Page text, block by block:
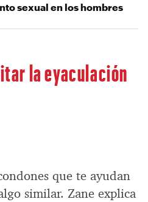
la eyaculación
que te ayudan
similar. Zane explica
sexual en los hombres